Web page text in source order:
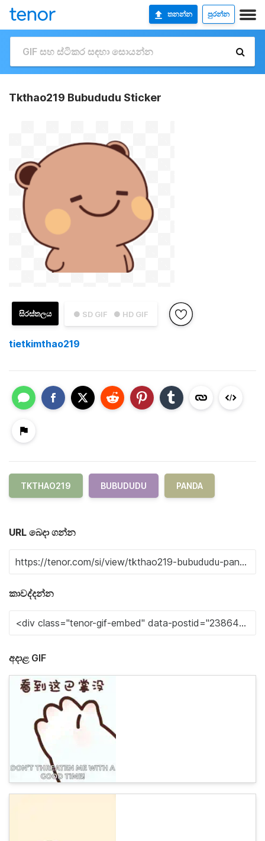
තනන්න පුරන්න
Tkthao219 Bubududu Sticker
● SD GIF ● HD GIF
සිරස්තලය
tietkimthao219
TKTHAO219 BUBUDUDU PANDA
URL බෙදා ගන්න
කාවද්දන්න
අදාළ GIF